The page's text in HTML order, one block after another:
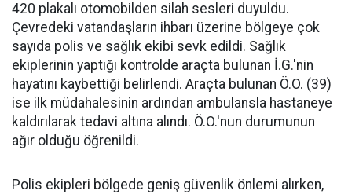
420 plakalı otomobilden silah sesleri duyuldu.
Çevredeki vatandaşların ihbarı üzerine bölgeye çok
sayıda polis ve sağlık ekibi sevk edildi. Sağlık
ekiplerinin yaptığı kontrolde araçta bulunan İ.G.'nin
hayatını kaybettiği belirlendi. Araçta bulunan Ö.O. (39)
ise ilk müdahalesinin ardından ambulansla hastaneye
kaldırılarak tedavi altına alındı. Ö.O.'nun durumunun
ağır olduğu öğrenildi.
Polis ekipleri bölgede geniş güvenlik önlemi alırken,